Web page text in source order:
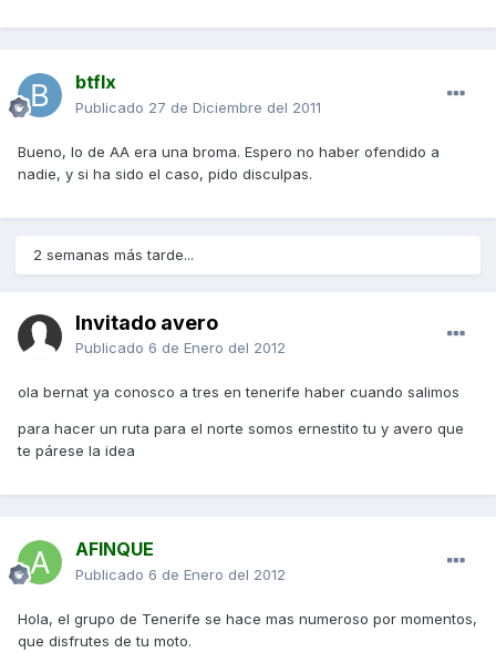
btflx
Publicado 27 de Diciembre del 2011
Bueno, lo de AA era una broma. Espero no haber ofendido a
nadie, y si ha sido el caso, pido disculpas.
2 semanas más tarde...
Invitado avero
Publicado 6 de Enero del 2012
ola bernat ya conosco a tres en tenerife haber cuando salimos
para hacer un ruta para el norte somos ernestito tu y avero que
te párese la idea
AFINQUE
Publicado 6 de Enero del 2012
Hola, el grupo de Tenerife se hace mas numeroso por momentos,
que disfrutes de tu moto.